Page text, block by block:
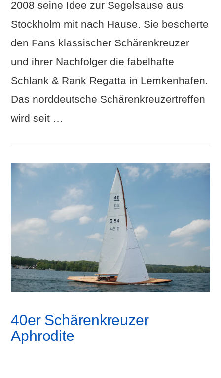
2008 seine Idee zur Segelsause aus
Stockholm mit nach Hause. Sie bescherte
den Fans klassischer Schärenkreuzer
und ihrer Nachfolger die fabelhafte
Schlank & Rank Regatta in Lemkenhafen.
Das norddeutsche Schärenkreuzertreffen
wird seit …
40er Schärenkreuzer
Aphrodite